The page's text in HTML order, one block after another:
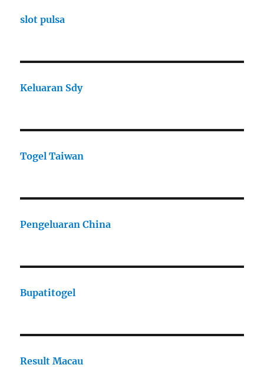
slot pulsa
Keluaran Sdy
Togel Taiwan
Pengeluaran China
Bupatitogel
Result Macau